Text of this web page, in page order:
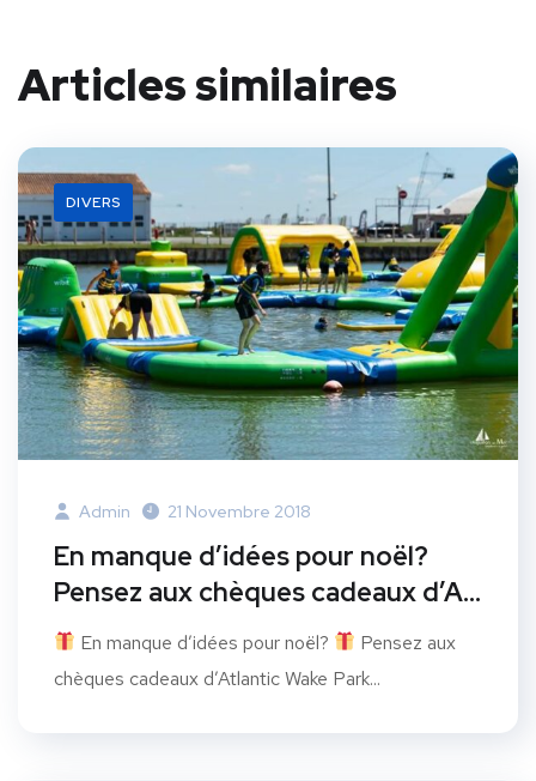
Articles similaires
DIVERS
Admin 21 Novembre 2018
En manque d’idées pour noël?
Pensez aux chèques cadeaux d’A…
En manque d’idées pour noël?
Pensez aux
chèques cadeaux d’Atlantic Wake Park...